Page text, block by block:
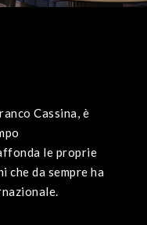
Cassina, è
le proprie
che da sempre ha